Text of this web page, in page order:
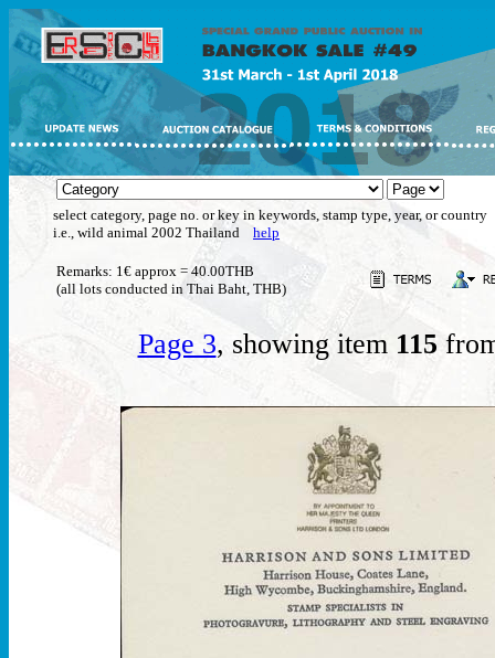
select category, page no. or key in keywords, stamp type, year, or country
i.e., wild animal 2002 Thailand help
Remarks: 1€ approx = 40.00THB
(all lots conducted in Thai Baht, THB)
Page 3, showing item 115